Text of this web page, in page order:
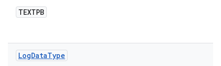
TEXTPB
LogDataType